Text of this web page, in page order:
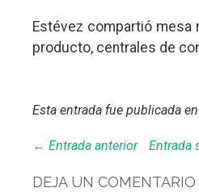
Estévez compartió
producto, centrales de
Esta entrada fue publicada en
← Entrada anterior Entrada
DEJA UN COMENTARIO